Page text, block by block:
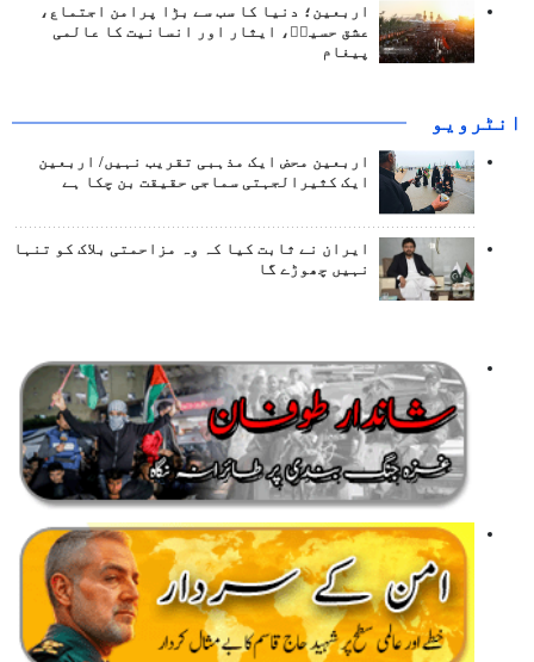
اربعین؛ دنیا کا سب سے بڑا پرامن اجتماع،
عشق حسینؑ، ایثار اور انسانیت کا عالمی
پیغام
انٹرويو
اربعین محض ایک مذہبی تقریب نہیں/ اربعین
ایک کثیرالجہتی سماجی حقیقت بن چکا ہے
ایران نے ثابت کیا کہ وہ مزاحمتی بلاک کو تنہا
نہیں چھوڑے گا